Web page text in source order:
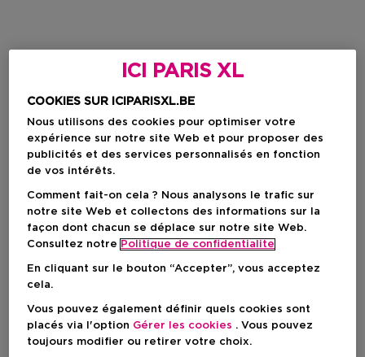
ICI PARIS XL
COOKIES SUR ICIPARISXL.BE
Nous utilisons des cookies pour optimiser votre
expérience sur notre site Web et pour proposer des
publicités et des services personnalisés en fonction
de vos intérêts.
Comment fait-on cela ? Nous analysons le trafic sur
notre site Web et collectons des informations sur la
façon dont chacun se déplace sur notre site Web.
Consultez notre Politique de confidentialite
En cliquant sur le bouton “Accepter”, vous acceptez
cela.
Vous pouvez également définir quels cookies sont
placés via l'option Gérer les cookies . Vous pouvez
toujours modifier ou retirer votre choix.